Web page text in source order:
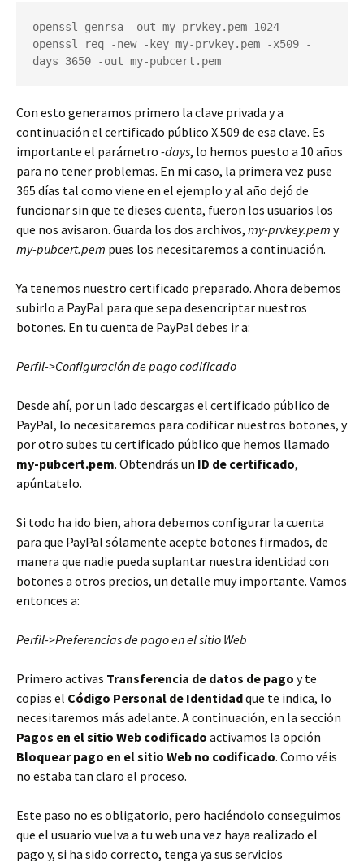
openssl genrsa -out my-prvkey.pem 1024
openssl req -new -key my-prvkey.pem -x509 -
days 3650 -out my-pubcert.pem
Con esto generamos primero la clave privada y a
continuación el certificado público X.509 de esa clave. Es
importante el parámetro -days, lo hemos puesto a 10 años
para no tener problemas. En mi caso, la primera vez puse
365 días tal como viene en el ejemplo y al año dejó de
funcionar sin que te dieses cuenta, fueron los usuarios los
que nos avisaron. Guarda los dos archivos, my-prvkey.pem y
my-pubcert.pem pues los necesitaremos a continuación.
Ya tenemos nuestro certificado preparado. Ahora debemos
subirlo a PayPal para que sepa desencriptar nuestros
botones. En tu cuenta de PayPal debes ir a:
Perfil->Configuración de pago codificado
Desde ahí, por un lado descargas el certificado público de
PayPal, lo necesitaremos para codificar nuestros botones, y
por otro subes tu certificado público que hemos llamado
my-pubcert.pem. Obtendrás un ID de certificado,
apúntatelo.
Si todo ha ido bien, ahora debemos configurar la cuenta
para que PayPal sólamente acepte botones firmados, de
manera que nadie pueda suplantar nuestra identidad con
botones a otros precios, un detalle muy importante. Vamos
entonces a:
Perfil->Preferencias de pago en el sitio Web
Primero activas Transferencia de datos de pago y te
copias el Código Personal de Identidadque te indica, lo
necesitaremos más adelante. A continuación, en la sección
Pagos en el sitio Web codificado activamos la opción
Bloquear pago en el sitio Web no codificado. Como véis
no estaba tan claro el proceso.
Este paso no es obligatorio, pero haciéndolo conseguimos
que el usuario vuelva a tu web una vez haya realizado el
pago y, si ha sido correcto, tenga ya sus servicios